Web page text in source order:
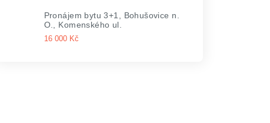
Pronájem bytu 3+1, Bohušovice n.
O., Komenského ul.
16 000 Kč